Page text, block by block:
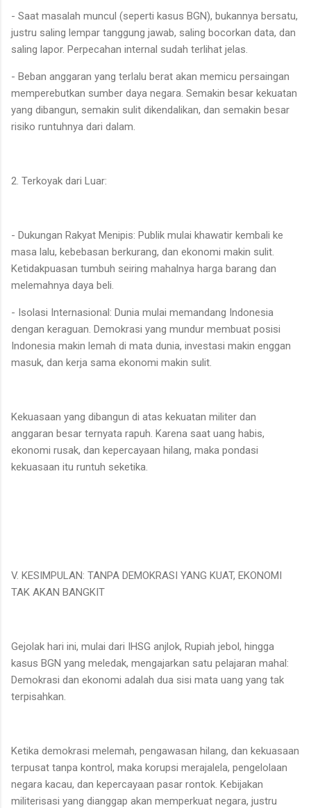
- Saat masalah muncul (seperti kasus BGN), bukannya bersatu,
justru saling lempar tanggung jawab, saling bocorkan data, dan
saling lapor. Perpecahan internal sudah terlihat jelas.
- Beban anggaran yang terlalu berat akan memicu persaingan
memperebutkan sumber daya negara. Semakin besar kekuatan
yang dibangun, semakin sulit dikendalikan, dan semakin besar
risiko runtuhnya dari dalam.
2. Terkoyak dari Luar:
- Dukungan Rakyat Menipis: Publik mulai khawatir kembali ke
masa lalu, kebebasan berkurang, dan ekonomi makin sulit.
Ketidakpuasan tumbuh seiring mahalnya harga barang dan
melemahnya daya beli.
- Isolasi Internasional: Dunia mulai memandang Indonesia
dengan keraguan. Demokrasi yang mundur membuat posisi
Indonesia makin lemah di mata dunia, investasi makin enggan
masuk, dan kerja sama ekonomi makin sulit.
Kekuasaan yang dibangun di atas kekuatan militer dan
anggaran besar ternyata rapuh. Karena saat uang habis,
ekonomi rusak, dan kepercayaan hilang, maka pondasi
kekuasaan itu runtuh seketika.
V. KESIMPULAN: TANPA DEMOKRASI YANG KUAT, EKONOMI
TAK AKAN BANGKIT
Gejolak hari ini, mulai dari IHSG anjlok, Rupiah jebol, hingga
kasus BGN yang meledak, mengajarkan satu pelajaran mahal:
Demokrasi dan ekonomi adalah dua sisi mata uang yang tak
terpisahkan.
Ketika demokrasi melemah, pengawasan hilang, dan kekuasaan
terpusat tanpa kontrol, maka korupsi merajalela, pengelolaan
negara kacau, dan kepercayaan pasar rontok. Kebijakan
militerisasi yang dianggap akan memperkuat negara, justru